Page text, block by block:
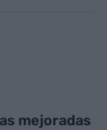
mejoradas